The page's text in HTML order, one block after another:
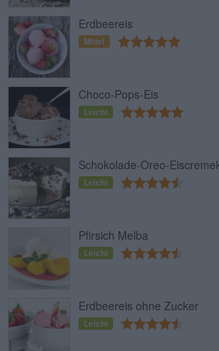
Erdbeereis
Mittel
Choco-Pops-Eis
Leicht
Schokolade-Oreo-
Leicht
Pfirsich Melba
Leicht
Erdbeereis ohne Zucker
Leicht